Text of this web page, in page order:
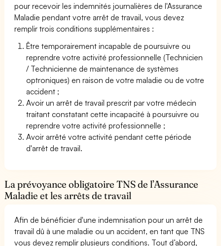
pour recevoir les indemnités journalières de l'Assurance
Maladie pendant votre arrêt de travail, vous devez
remplir trois conditions supplémentaires :
Être temporairement incapable de poursuivre ou
reprendre votre activité professionnelle (Technicien
/ Technicienne de maintenance de systèmes
optroniques) en raison de votre maladie ou de votre
accident ;
Avoir un arrêt de travail prescrit par votre médecin
traitant constatant cette incapacité à poursuivre ou
reprendre votre activité professionnelle ;
Avoir arrêté votre activité pendant cette période
d'arrêt de travail.
La prévoyance obligatoire TNS de l’Assurance
Maladie et les arrêts de travail
Afin de bénéficier d'une indemnisation pour un arrêt de
travail dû à une maladie ou un accident, en tant que TNS
vous devez remplir plusieurs conditions. Tout d’abord,